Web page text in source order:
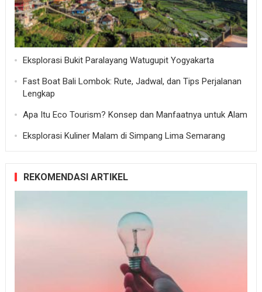
Eksplorasi Bukit Paralayang Watugupit Yogyakarta
Fast Boat Bali Lombok: Rute, Jadwal, dan Tips Perjalanan
Lengkap
Apa Itu Eco Tourism? Konsep dan Manfaatnya untuk Alam
Eksplorasi Kuliner Malam di Simpang Lima Semarang
REKOMENDASI ARTIKEL